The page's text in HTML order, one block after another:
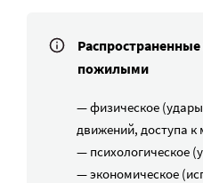
пожилыми
— физическое
движений, доступа к
— психологическое
— экономическое